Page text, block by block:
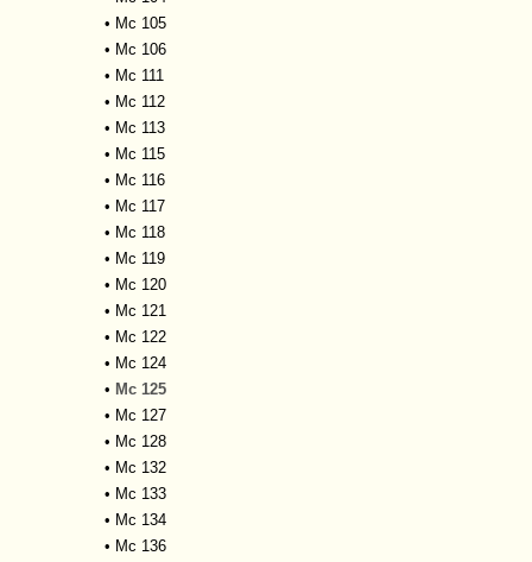
• Mc 105
• Mc 106
• Mc 111
• Mc 112
• Mc 113
• Mc 115
• Mc 116
• Mc 117
• Mc 118
• Mc 119
• Mc 120
• Mc 121
• Mc 122
• Mc 124
• Mc 125
• Mc 127
• Mc 128
• Mc 132
• Mc 133
• Mc 134
• Mc 136